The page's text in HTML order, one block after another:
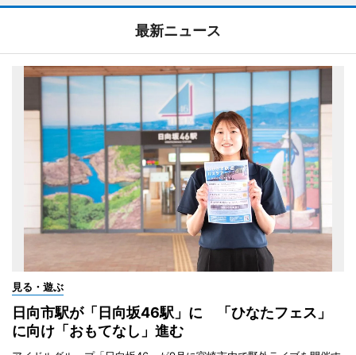
最新ニュース
見る・遊ぶ
日向市駅が「日向坂46駅」に 「ひなたフェス」
に向け「おもてなし」進む